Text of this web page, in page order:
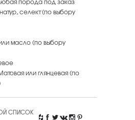
селект (по выбору
масло (по выбору
или глянцевая (по
СПИСОК